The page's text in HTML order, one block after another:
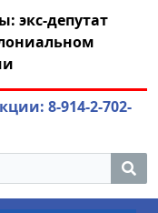
экс-депутат
8-914-2-702-